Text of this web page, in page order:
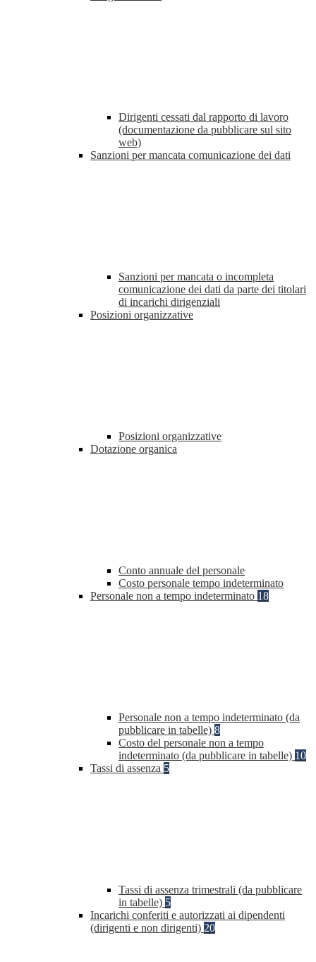
Dirigenti cessati dal rapporto di lavoro
(documentazione da pubblicare sul sito
web)
Sanzioni per mancata comunicazione dei dati
Sanzioni per mancata o incompleta
comunicazione dei dati da parte dei titolari
di incarichi dirigenziali
Posizioni organizzative
Posizioni organizzative
Dotazione organica
Conto annuale del personale
Costo personale tempo indeterminato
Personale non a tempo indeterminato 18
Personale non a tempo indeterminato (da
pubblicare in tabelle) 8
Costo del personale non a tempo
indeterminato (da pubblicare in tabelle) 10
Tassi di assenza 5
Tassi di assenza trimestrali (da pubblicare
in tabelle) 5
Incarichi conferiti e autorizzati ai dipendenti
(dirigenti e non dirigenti) 20